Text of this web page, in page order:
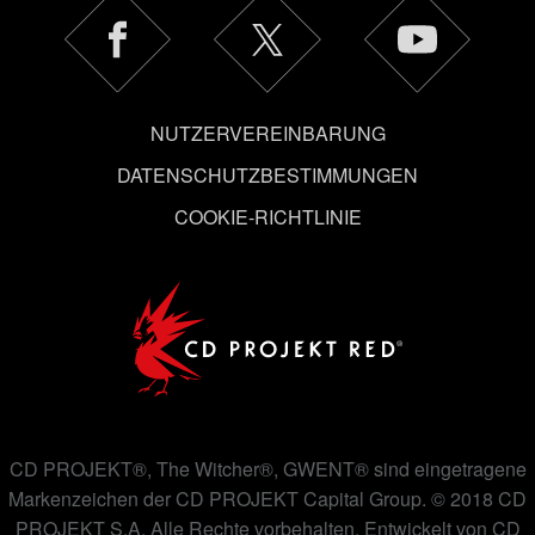
auch alle Einstellungen rund um das Thema Cookies
ändern kannst.
NUTZERVEREINBARUNG
DATENSCHUTZBESTIMMUNGEN
COOKIE-RICHTLINIE
CD PROJEKT®, The Witcher®, GWENT® sind eingetragene
Markenzeichen der CD PROJEKT Capital Group. © 2018 CD
PROJEKT S.A. Alle Rechte vorbehalten. Entwickelt von CD